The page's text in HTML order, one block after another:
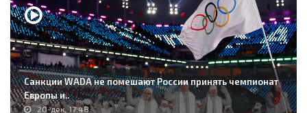
Санкции WADA не помешают России принять чемпионат
Европы и..
20-дек, 17:48